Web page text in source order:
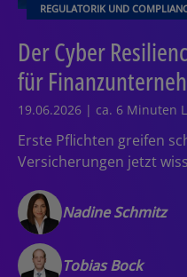
REGULATORIK UND
Der Cyber
für
19.06.2026 | ca. 6 Minuten
Erste Pflichten greifen
Versicherungen jetzt
Nadine Schmitz
Tobias Bock